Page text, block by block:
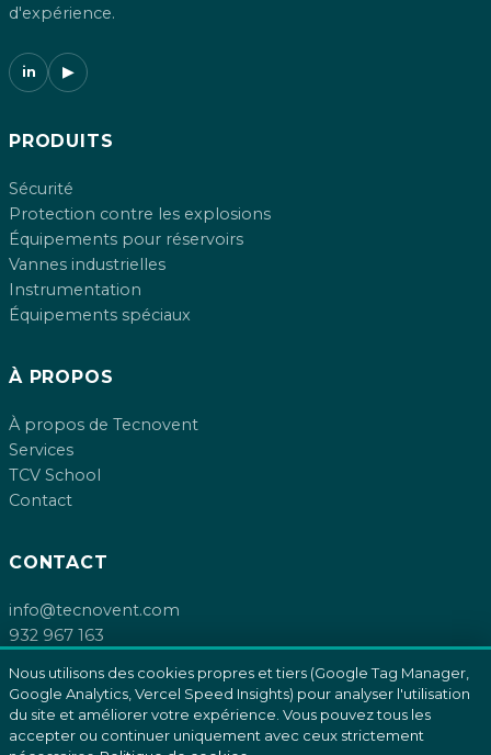
d'expérience.
in ▶
PRODUITS
Sécurité
Protection contre les explosions
Équipements pour réservoirs
Vannes industrielles
Instrumentation
Équipements spéciaux
À PROPOS
À propos de Tecnovent
Services
TCV School
Contact
CONTACT
info@tecnovent.com
932 967 163
08755 Castellbisbal, Barcelona
Nous utilisons des cookies propres et tiers (Google Tag Manager,
Google Analytics, Vercel Speed Insights) pour analyser l'utilisation
du site et améliorer votre expérience. Vous pouvez tous les
accepter ou continuer uniquement avec ceux strictement